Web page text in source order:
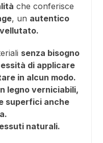
che conferisce
, un autentico
senza bisogno
di applicare
in alcun modo.
legno verniciabili,
superfici anche
naturali.